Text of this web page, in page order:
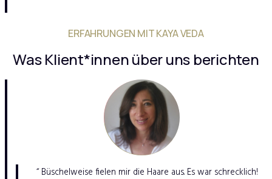
ERFAHRUNGEN MIT KAYA VEDA
Was Klient*innen über uns berichten
“ Büschelweise fielen mir die Haare aus. Es war schrecklich!